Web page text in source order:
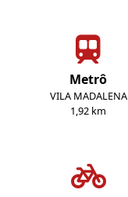
Metrô
VILA MADALENA
1,92 km